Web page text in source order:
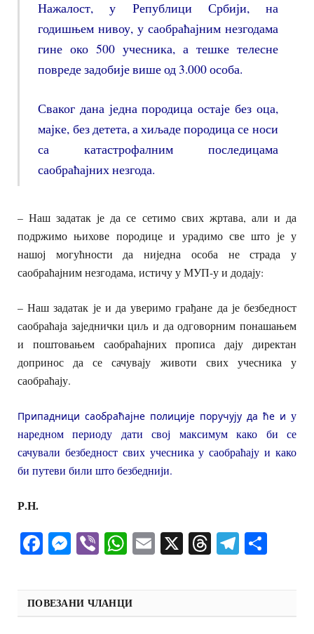
Нажалост, у Републици Србији, на
годишњем нивоу, у саобраћајним незгодама
гине око 500 учесника, а тешке телесне
повреде задобије више од 3.000 особа.
Сваког дана једна породица остаје без оца,
мајке, без детета, а хиљаде породица се носи
са катастрофалним последицама
саобраћајних незгода.
– Наш задатак је да се сетимо свих жртава, али и да
подржимо њихове породице и урадимо све што је у
нашој могућности да ниједна особа не страда у
саобраћајним незгодама, истичу у МУП-у и додају:
– Наш задатак је и да уверимо грађане да је безбедност
саобраћаја заједнички циљ и да одговорним понашањем
и поштовањем саобраћајних прописа дају директан
допринос да се сачувају животи свих учесника у
саобраћају.
Припадници саобраћајне полиције поручују да ће и у
наредном периоду дати свој максимум како би се
сачували безбедност свих учесника у саобраћају и како
би путеви били што безбеднији.
Р.Н.
Facebook
Messenger
ViberWhatsApp
Email
X Threads
ПОВЕЗАНИ ЧЛАНЦИ